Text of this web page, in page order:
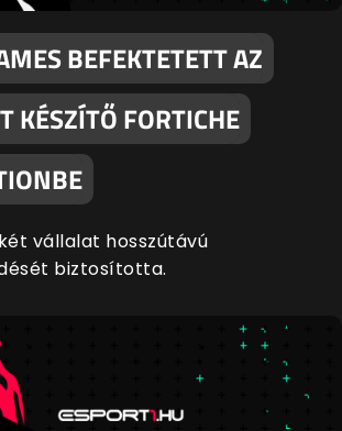
BEFEKTETETT AZ
KÉSZÍTŐ FORTICHE
vállalat hosszútávú
biztosította.